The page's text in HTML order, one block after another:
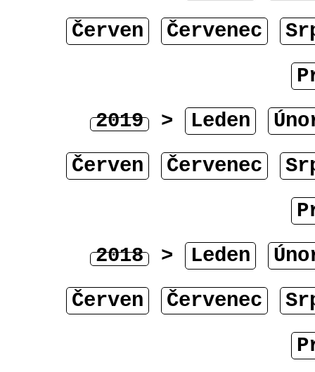
Červen
Červenec
2019 > Leden
Červen
Červenec
2018 > Leden
Červen
Červenec